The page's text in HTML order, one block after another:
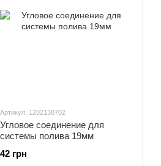
Артикул: 1202138702
Угловое соединение для
системы полива 19мм
42 грн